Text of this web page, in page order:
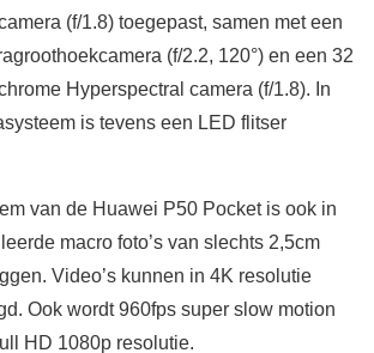
(f/1.8) toegepast, samen met een
(f/2.2, 120°) en een 32
Hyperspectral camera (f/1.8). In
is tevens een LED flitser
van de Huawei P50 Pocket is ook in
macro foto’s van slechts 2,5cm
Video’s kunnen in 4K resolutie
Ook wordt 960fps super slow motion
HD 1080p resolutie.